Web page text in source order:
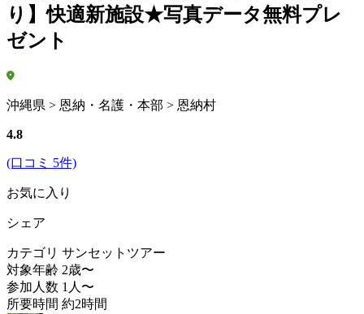
り】快適新施設★写真データ無料プレ
ゼント
沖縄県 > 恩納・名護・本部 > 恩納村
4.8
(口コミ 5件)
お気に入り
シェア
カテゴリ サンセットツアー
対象年齢 2歳〜
参加人数 1人〜
所要時間 約2時間